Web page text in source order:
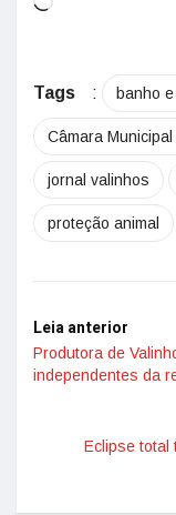
Tags : banho
Câmara
jornal valinhos
proteção animal
Leia anterior
Produtora de
independentes da
Eclipse total